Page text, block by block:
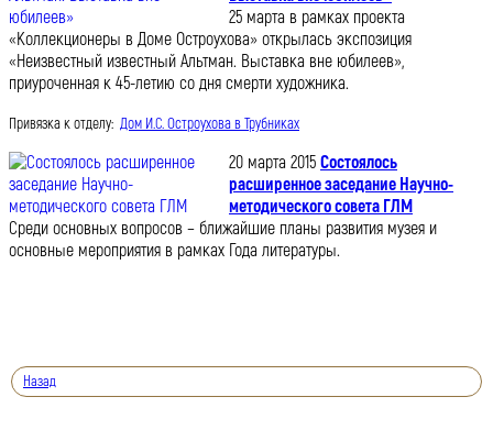
25 марта в рамках проекта
«Коллекционеры в Доме Остроухова» открылась экспозиция
«Неизвестный известный Альтман. Выставка вне юбилеев»,
приуроченная к 45-летию со дня смерти художника.
Привязка к отделу: Дом И.С. Остроухова в Трубниках
20 марта 2015 Состоялось
расширенное заседание Научно-
методического совета ГЛМ
Среди основных вопросов – ближайшие планы развития музея и
основные мероприятия в рамках Года литературы.
Назад